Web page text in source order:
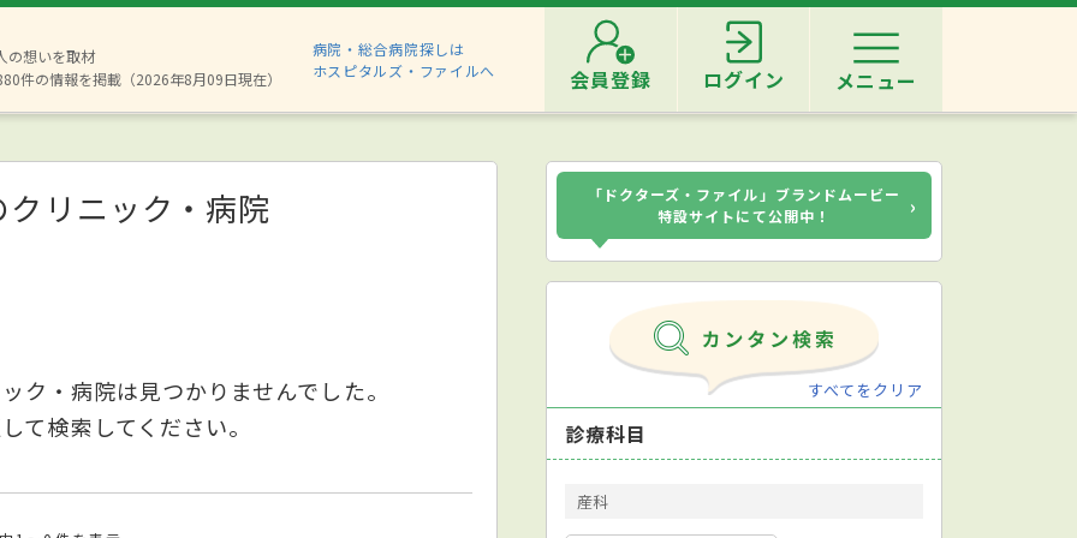
の想いを取材
件の情報を掲載（2026年8月09日現在）
病院・総合病院探しは
ホスピタルズ・ファイルへ
会員登録 ログイン メニュー
クリニック・病院
ク・病院は見つかりませんでした。
て検索してください。
「ドクターズ・ファイル」ブランドムービー
特設サイトにて公開中！
›
すべてをクリア
診療科目
産科